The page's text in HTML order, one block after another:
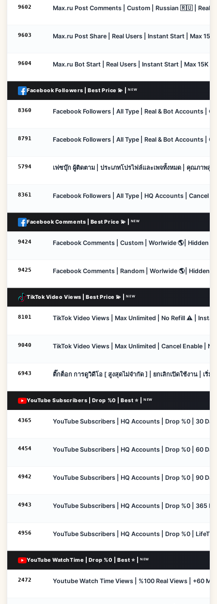
9602 Max.ru Post Comments | Custom | Russian 🇷🇺 | Real
9603 Max.ru Post Share | Real Users | Instant Start | Max 15K
9604 Max.ru Bot Start | Real Users | Instant Start | Max 15K
Facebook Followers | Best Price 💫 | ᴺᴱᵂ
8360 Facebook Followers | All Type | Real & Bot Accounts |
8791 Facebook Followers | All Type | Real & Bot Accounts |
5794 เฟซบุ๊ก ผู้ติดตาม | ประเภทโปรไฟล์และเพจทั้งหมด | คุณภาพสู
8361 Facebook Followers | All Type | HQ Accounts | Cancel
Facebook Comments | Best Price 💫 | ᴺᴱᵂ
9424 Facebook Comments | Custom | Worlwide 🌎| Hidden
9425 Facebook Comments | Random | Worlwide 🌎| Hidden
TikTok Video Views | Best Price 💫 | ᴺᴱᵂ
8101 TikTok Video Views | Max Unlimited | No Refill ⚠️ |
9040 TikTok Video Views | Max Unlimited | Cancel Enable |
6943 ติ๊กต็อก การดูวิดีโอ [ สูงสุดไม่จำกัด ] | ยกเลิกเปิดใช้งาน | เริ่ม
YouTube Subscribers | Drop %0 | Best ⭐ | ᴺᴱᵂ
4365 YouTube Subscribers | HQ Accounts | Drop %0 | 30
4454 YouTube Subscribers | HQ Accounts | Drop %0 | 60
4942 YouTube Subscribers | HQ Accounts | Drop %0 | 90
4943 YouTube Subscribers | HQ Accounts | Drop %0 | 365
4956 YouTube Subscribers | HQ Accounts | Drop %0 |
YouTube WatchTime | Drop %0 | Best ⭐ | ᴺᴱᵂ
2472 Youtube Watch Time Views | %100 Real Views | +60